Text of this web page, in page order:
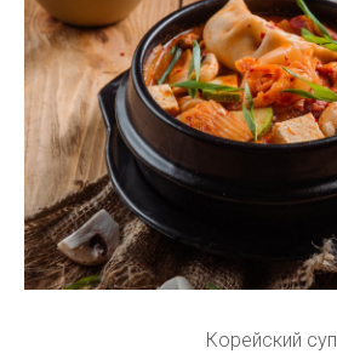
Корейский суп